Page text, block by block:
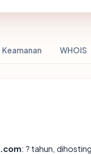
Keamanan WHOIS
: ? tahun,